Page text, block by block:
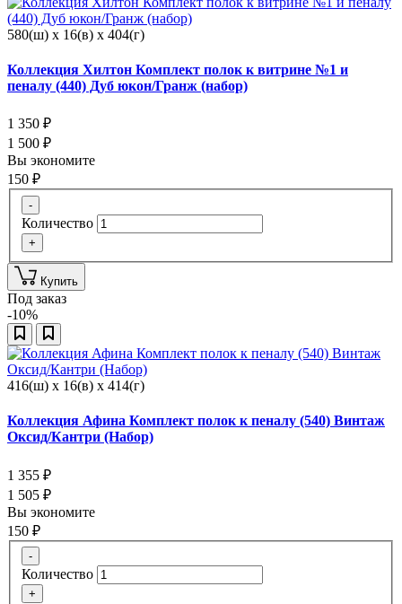
580(ш) x 16(в) x 404(г)
Коллекция Хилтон Комплект полок к витрине №1 и
пеналу (440) Дуб юкон/Гранж (набор)
1 350 ₽
1 500 ₽
Вы экономите
150 ₽
-
Количество
+
Купить
Под заказ
-10%
416(ш) x 16(в) x 414(г)
Коллекция Афина Комплект полок к пеналу (540) Винтаж
Оксид/Кантри (Набор)
1 355 ₽
1 505 ₽
Вы экономите
150 ₽
-
Количество
+